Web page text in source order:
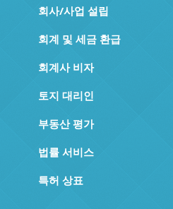
회사/사업 설립
회계 및 세금 환급
회계사 비자
토지 대리인
부동산 평가
법률 서비스
특허 상표